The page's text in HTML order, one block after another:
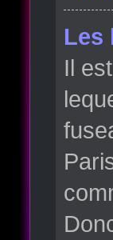
Les
Il